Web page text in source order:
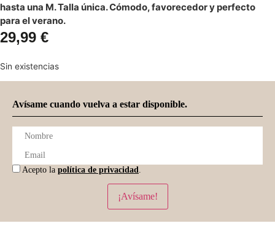
hasta una M. Talla única. Cómodo, favorecedor y perfecto
para el verano.
29,99 €
Sin existencias
Avísame cuando vuelva a estar disponible.
Acepto la política de privacidad.
¡Avísame!